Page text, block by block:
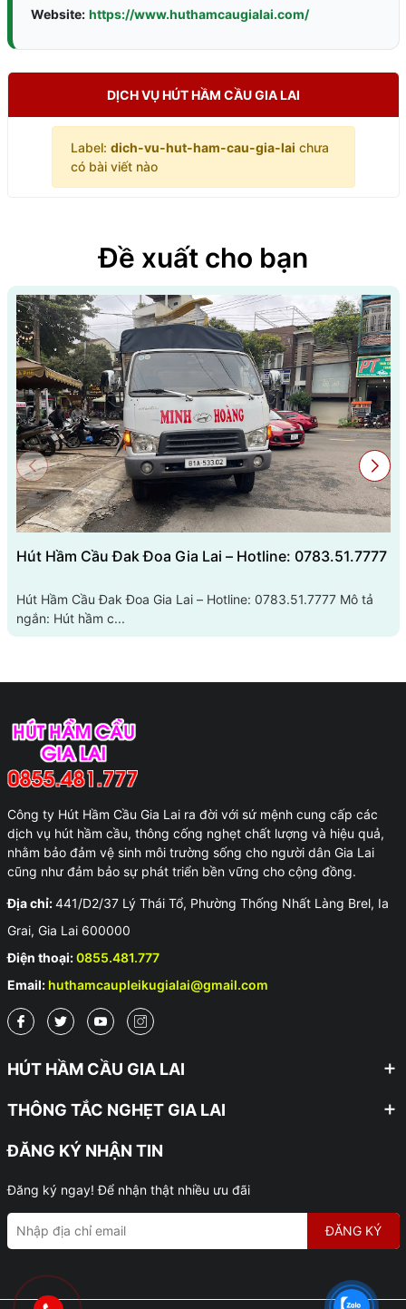
Website: https://www.huthamcaugialai.com/
DỊCH VỤ HÚT HẦM CẦU GIA LAI
Label: dich-vu-hut-ham-cau-gia-lai chưa
có bài viết nào
Đề xuất cho bạn
Hút Hầm Cầu Đak Đoa Gia Lai – Hotline: 0783.51.7777
Hút Hầm Cầu Đak Đoa Gia Lai – Hotline: 0783.51.7777 Mô tả
ngắn: Hút hầm c...
Công ty Hút Hầm Cầu Gia Lai ra đời với sứ mệnh cung cấp các
dịch vụ hút hầm cầu, thông cống nghẹt chất lượng và hiệu quả,
nhằm bảo đảm vệ sinh môi trường sống cho người dân Gia Lai
cũng như đảm bảo sự phát triển bền vững cho cộng đồng.
Địa chỉ:441/D2/37 Lý Thái Tổ, Phường Thống Nhất Làng Brel, Ia
Grai, Gia Lai 600000
Điện thoại:0855.481.777
Email: huthamcaupleikugialai@gmail.com
HÚT HẦM CẦU GIA LAI
THÔNG TẮC NGHẸT GIA LAI
ĐĂNG KÝ NHẬN TIN
Đăng ký ngay! Để nhận thật nhiều ưu đãi
ĐĂNG KÝ